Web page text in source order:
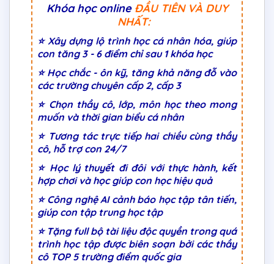
Khóa học online ĐẦU TIÊN VÀ DUY
NHẤT:
⭐ Xây dựng lộ trình học cá nhân hóa, giúp
con tăng 3 - 6 điểm chỉ sau 1 khóa học
⭐ Học chắc - ôn kỹ, tăng khả năng đỗ vào
các trường chuyên cấp 2, cấp 3
⭐ Chọn thầy cô, lớp, môn học theo mong
muốn và thời gian biểu cá nhân
⭐ Tương tác trực tiếp hai chiều cùng thầy
cô, hỗ trợ con 24/7
⭐ Học lý thuyết đi đôi với thực hành, kết
hợp chơi và học giúp con học hiệu quả
⭐ Công nghệ AI cảnh báo học tập tân tiến,
giúp con tập trung học tập
⭐ Tặng full bộ tài liệu độc quyền trong quá
trình học tập được biên soạn bởi các thầy
cô TOP 5 trường điểm quốc gia